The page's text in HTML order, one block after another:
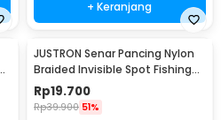
+ Keranjang
JUSTRON Senar Pancing Nylon
Braided Invisible Spot Fishing
Line 500M 1.0 - DPLS
Rp19.700
Rp39.900 51%